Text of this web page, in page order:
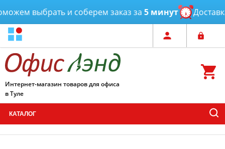
выбрать и соберем заказ за5 минут Доставка
Интернет-магазин товаров для офиса
в Туле
КАТАЛОГ